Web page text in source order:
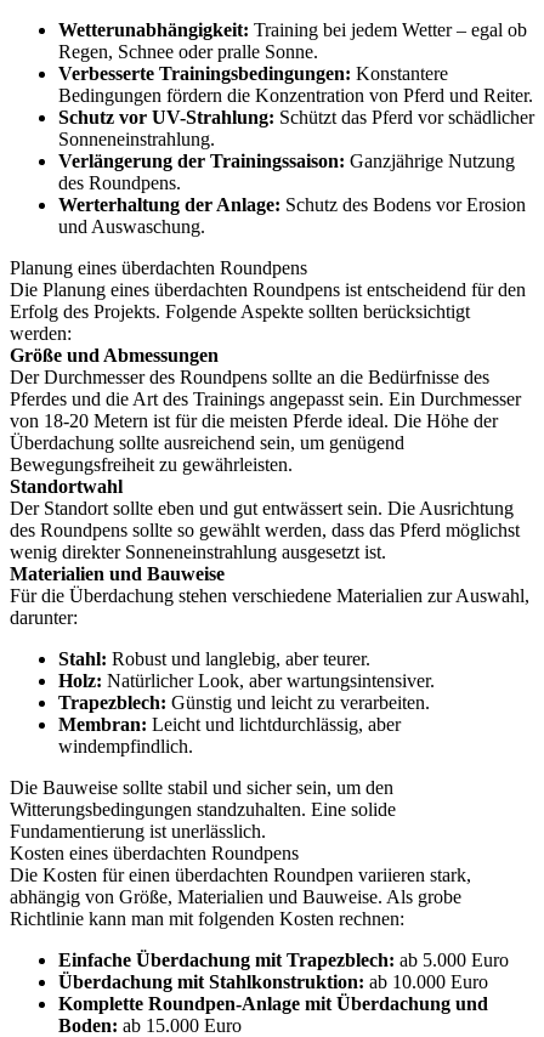
Wetterunabhängigkeit: Training bei jedem Wetter – egal ob
Regen, Schnee oder pralle Sonne.
Verbesserte Trainingsbedingungen: Konstantere
Bedingungen fördern die Konzentration von Pferd und Reiter.
Schutz vor UV-Strahlung: Schützt das Pferd vor schädlicher
Sonneneinstrahlung.
Verlängerung der Trainingssaison: Ganzjährige Nutzung
des Roundpens.
Werterhaltung der Anlage: Schutz des Bodens vor Erosion
und Auswaschung.
Planung eines überdachten Roundpens
Die Planung eines überdachten Roundpens ist entscheidend für den
Erfolg des Projekts. Folgende Aspekte sollten berücksichtigt
werden:
Größe und Abmessungen
Der Durchmesser des Roundpens sollte an die Bedürfnisse des
Pferdes und die Art des Trainings angepasst sein. Ein Durchmesser
von 18-20 Metern ist für die meisten Pferde ideal. Die Höhe der
Überdachung sollte ausreichend sein, um genügend
Bewegungsfreiheit zu gewährleisten.
Standortwahl
Der Standort sollte eben und gut entwässert sein. Die Ausrichtung
des Roundpens sollte so gewählt werden, dass das Pferd möglichst
wenig direkter Sonneneinstrahlung ausgesetzt ist.
Materialien und Bauweise
Für die Überdachung stehen verschiedene Materialien zur Auswahl,
darunter:
Stahl: Robust und langlebig, aber teurer.
Holz: Natürlicher Look, aber wartungsintensiver.
Trapezblech: Günstig und leicht zu verarbeiten.
Membran: Leicht und lichtdurchlässig, aber
windempfindlich.
Die Bauweise sollte stabil und sicher sein, um den
Witterungsbedingungen standzuhalten. Eine solide
Fundamentierung ist unerlässlich.
Kosten eines überdachten Roundpens
Die Kosten für einen überdachten Roundpen variieren stark,
abhängig von Größe, Materialien und Bauweise. Als grobe
Richtlinie kann man mit folgenden Kosten rechnen:
Einfache Überdachung mit Trapezblech: ab 5.000 Euro
Überdachung mit Stahlkonstruktion: ab 10.000 Euro
Komplette Roundpen-Anlage mit Überdachung und
Boden: ab 15.000 Euro